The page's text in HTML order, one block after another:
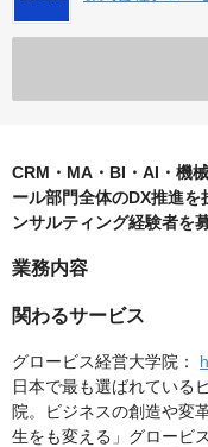
CRM・MA・BI・AI・機
ール部門全体のDX推進
ンサルティング経験者を
業務内容
関わるサービス
グロービス経営大学院：
日本で最も選ばれている
院。ビジネスの創造や変
生をも変える」グロービ